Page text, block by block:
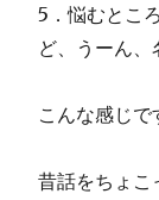
5．悩むとこ
ど、うーん、
こんな感じで
昔話をちょこ